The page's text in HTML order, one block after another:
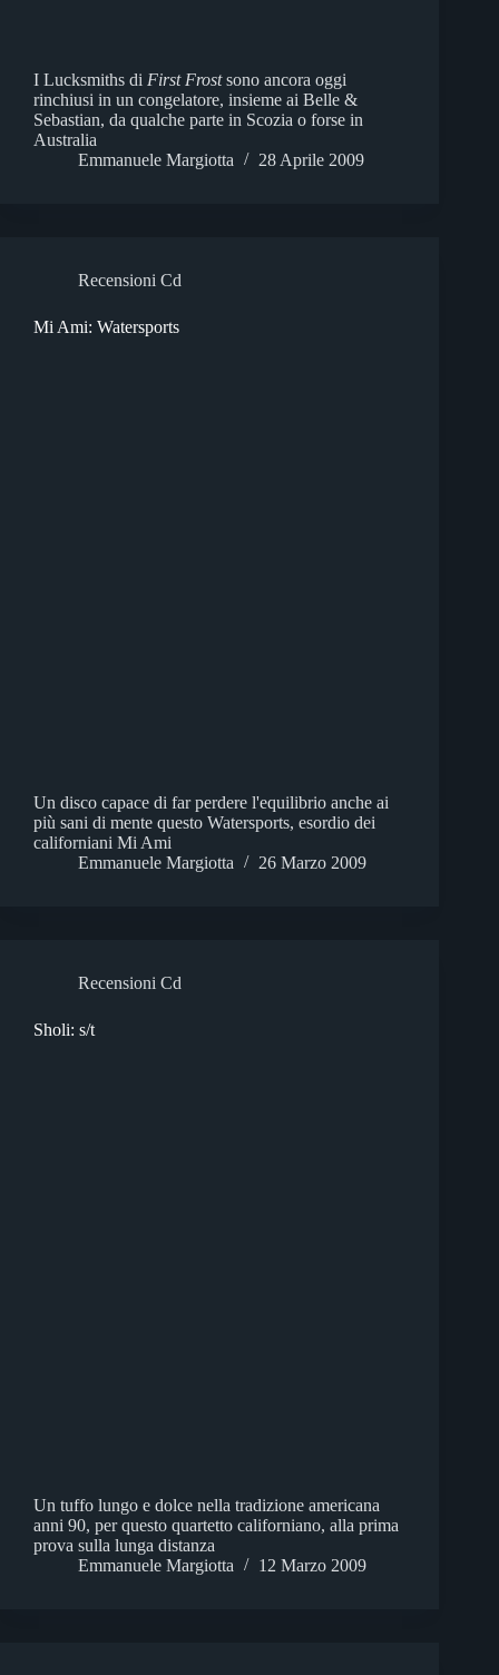
I Lucksmiths di First Frostsono ancora oggi
rinchiusi in un congelatore, insieme ai Belle &
Sebastian, da qualche parte in Scozia o forse in
Australia
Emmanuele Margiotta
28 Aprile 2009
Recensioni Cd
Mi Ami: Watersports
Un disco capace di far perdere l'equilibrio anche ai
più sani di mente questo Watersports, esordio dei
californiani Mi Ami
Emmanuele Margiotta
26 Marzo 2009
Recensioni Cd
Sholi: s/t
Un tuffo lungo e dolce nella tradizione americana
anni 90, per questo quartetto californiano, alla prima
prova sulla lunga distanza
Emmanuele Margiotta
12 Marzo 2009